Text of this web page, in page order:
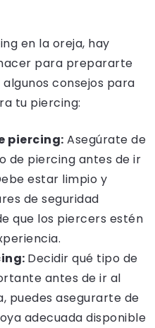
en la oreja, hay
para prepararte
consejos para
tu piercing:
piercing: Asegúrate de
de piercing antes de ir
estar limpio y
de seguridad
que los piercers estén
Decidir qué tipo de
antes de ir al
puedes asegurarte de
adecuada disponible